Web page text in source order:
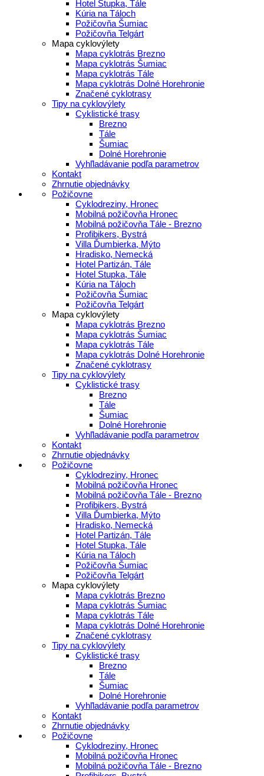
Hotel Stupka, Tále
Kúria na Táloch
Požičovňa Šumiac
Požičovňa Telgárt
Mapa cyklovýlety
Mapa cyklotrás Brezno
Mapa cyklotrás Šumiac
Mapa cyklotrás Tále
Mapa cyklotrás Dolné Horehronie
Značené cyklotrasy
Tipy na cyklovýlety
Cyklistické trasy
Brezno
Tále
Šumiac
Dolné Horehronie
Vyhľladávanie podľa parametrov
Kontakt
Zhrnutie objednávky
Požičovne
Cyklodreziny, Hronec
Mobilná požičovňa Hronec
Mobilná požičovňa Tále - Brezno
Profibikers, Bystrá
Villa Ďumbierka, Mýto
Hradisko, Nemecká
Hotel Partizán, Tále
Hotel Stupka, Tále
Kúria na Táloch
Požičovňa Šumiac
Požičovňa Telgárt
Mapa cyklovýlety
Mapa cyklotrás Brezno
Mapa cyklotrás Šumiac
Mapa cyklotrás Tále
Mapa cyklotrás Dolné Horehronie
Značené cyklotrasy
Tipy na cyklovýlety
Cyklistické trasy
Brezno
Tále
Šumiac
Dolné Horehronie
Vyhľladávanie podľa parametrov
Kontakt
Zhrnutie objednávky
Požičovne
Cyklodreziny, Hronec
Mobilná požičovňa Hronec
Mobilná požičovňa Tále - Brezno
Profibikers, Bystrá
Villa Ďumbierka, Mýto
Hradisko, Nemecká
Hotel Partizán, Tále
Hotel Stupka, Tále
Kúria na Táloch
Požičovňa Šumiac
Požičovňa Telgárt
Mapa cyklovýlety
Mapa cyklotrás Brezno
Mapa cyklotrás Šumiac
Mapa cyklotrás Tále
Mapa cyklotrás Dolné Horehronie
Značené cyklotrasy
Tipy na cyklovýlety
Cyklistické trasy
Brezno
Tále
Šumiac
Dolné Horehronie
Vyhľladávanie podľa parametrov
Kontakt
Zhrnutie objednávky
Požičovne
Cyklodreziny, Hronec
Mobilná požičovňa Hronec
Mobilná požičovňa Tále - Brezno